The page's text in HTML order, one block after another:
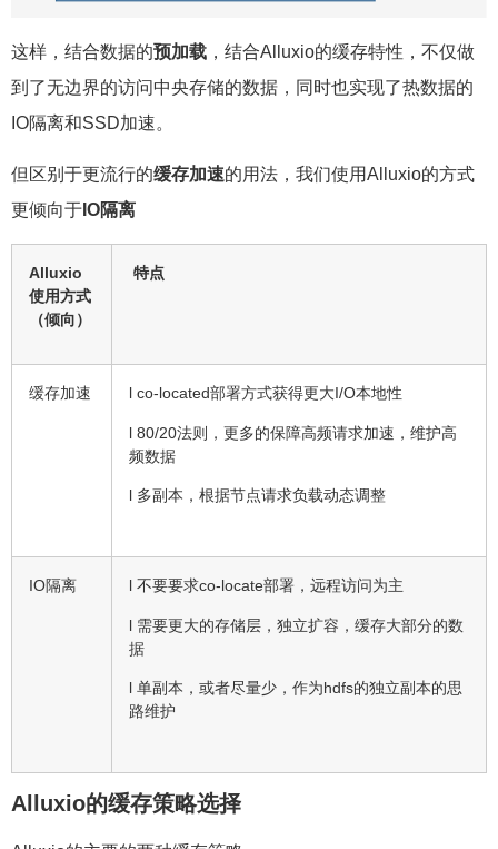
这样，结合数据的 预加载
，结合Alluxio的缓存特性，不仅做
到了无边界的访问中央存储的数据，同时也实现了热数据的
IO隔离和SSD加速。
但区别于更流行的 缓存加速 的用法，我们使用Alluxio的方式
更倾向于IO隔离
Alluxio
使用方式
（倾向）
特点
缓存加速 l co-located部署方式获得更大I/O本地性
l 80/20法则，更多的保障高频请求加速，维护高
频数据
l 多副本，根据节点请求负载动态调整
IO隔离 l 不要要求co-locate部署，远程访问为主
l 需要更大的存储层，独立扩容，缓存大部分的数
据
l 单副本，或者尽量少，作为hdfs的独立副本的思
路维护
Alluxio的缓存策略选择
Alluxio的主要的两种缓存策略